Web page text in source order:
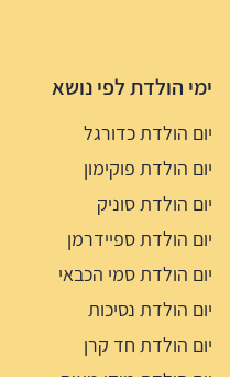
ימי הולדת לפי נושא
יום הולדת כדורגל
יום הולדת פוקימון
יום הולדת סוניק
יום הולדת ספיידרמן
יום הולדת סמי הכבאי
יום הולדת נסיכות
יום הולדת חד קרן